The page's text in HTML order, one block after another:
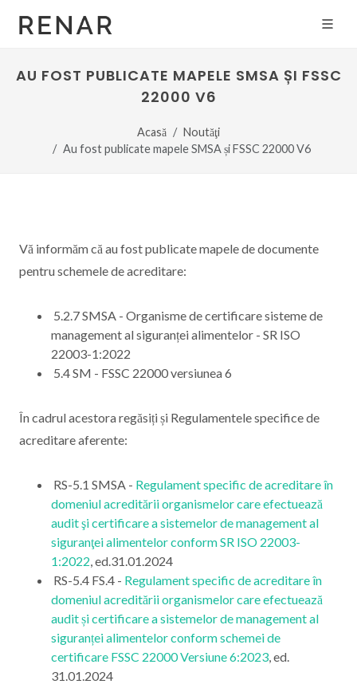
AU FOST PUBLICATE MAPELE SMSA ȘI FSSC
22000 V6
Acasă
Noutăţi
Au fost publicate mapele SMSA și FSSC 22000 V6
Vă informăm că au fost publicate mapele de documente
pentru schemele de acreditare:
5.2.7 SMSA - Organisme de certificare sisteme de
management al siguranței alimentelor - SR ISO
22003-1:2022
5.4 SM - FSSC 22000 versiunea 6
În cadrul acestora regăsiți și Regulamentele specifice de
acreditare aferente:
RS-5.1 SMSA - Regulament specific de acreditare în
domeniul acreditării organismelor care efectuează
audit şi certificare a sistemelor de management al
siguranţei alimentelor conform SR ISO 22003-
1:2022, ed.31.01.2024
RS-5.4 FS.4 - Regulament specific de acreditare în
domeniul acreditării organismelor care efectuează
audit și certificare a sistemelor de management al
siguranței alimentelor conform schemei de
certificare FSSC 22000 Versiune 6:2023, ed.
31.01.2024